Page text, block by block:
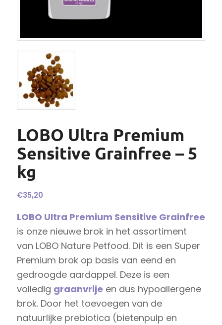
LOBO Ultra Premium
Sensitive Grainfree – 5
kg
€35,20
LOBO Ultra Premium Sensitive Grainfree
is onze nieuwe brok in het assortiment
van LOBO Nature Petfood. Dit is een Super
Premium brok op basis van eend en
gedroogde aardappel. Deze is een
volledig graanvrije en dus hypoallergene
brok. Door het toevoegen van de
natuurlijke prebiotica (bietenpulp en